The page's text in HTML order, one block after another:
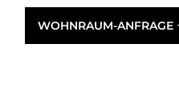
WOHNRAUM-ANFRAGE